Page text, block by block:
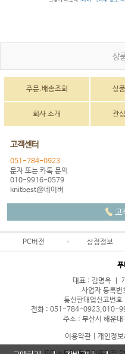
상
주문.배송조회 상
회사 소개 관
고객센터
051-784-0923
문자 또는 카톡 문의
010-9916-0579
knitbest@네이버
고
PC버전 상점정보
푸
대표 : 김명옥 ㅣ
사업자 등록
통신판매업신고번
전화 : 051-784-0923,010-
주소 : 부산시 해운
이용약관| 개인정